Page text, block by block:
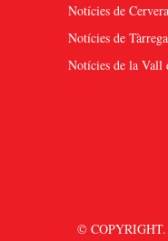
Notícies de Cervera
Notícies de Tàrrega
Notícies de la Vall
© COPYRIGHT.